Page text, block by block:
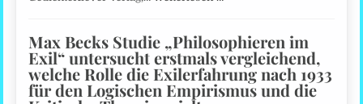
Max Becks Studie „Philosophieren im
Exil“ untersucht erstmals vergleichend,
welche Rolle die Exilerfahrung nach 1933
für den Logischen Empirismus und die